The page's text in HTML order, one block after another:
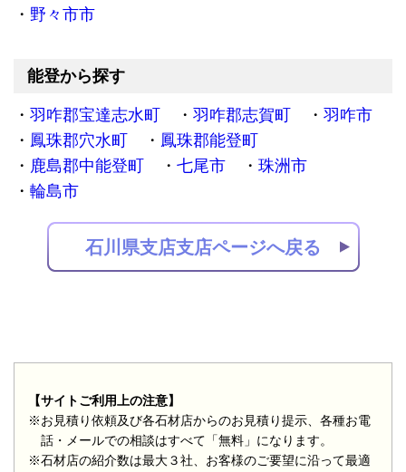
野々市市
能登から探す
羽咋郡宝達志水町 羽咋郡志賀町
羽咋市
鳳珠郡穴水町
鳳珠郡能登町
鹿島郡中能登町
七尾市
珠洲市
輪島市
石川県支店支店ページへ戻る
【サイトご利用上の注意】
※お見積り依頼及び各石材店からのお見積り提示、各種お電
話・メールでの相談はすべて「無料」になります。
※石材店の紹介数は最大３社、お客様のご要望に沿って最適